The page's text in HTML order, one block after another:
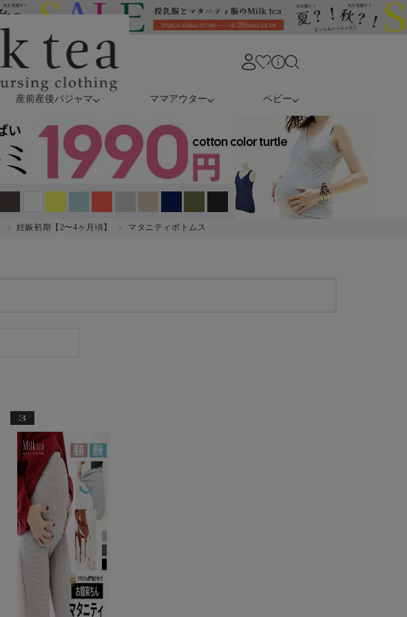
産前産後パジャマ ママアウター ベビー
妊娠初期【2〜4ヶ月頃】 マタニティボトムス